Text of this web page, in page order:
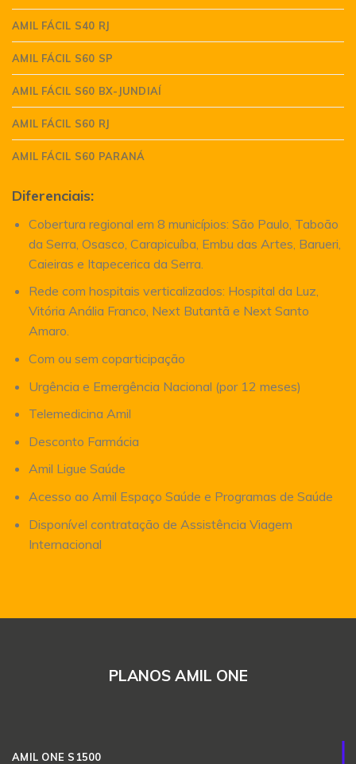
AMIL FÁCIL S40 RJ
AMIL FÁCIL S60 SP
AMIL FÁCIL S60 BX-JUNDIAÍ
AMIL FÁCIL S60 RJ
AMIL FÁCIL S60 PARANÁ
Diferenciais:
Cobertura regional em 8 municípios: São Paulo, Taboão
da Serra, Osasco, Carapicuíba, Embu das Artes, Barueri,
Caieiras e Itapecerica da Serra.
Rede com hospitais verticalizados: Hospital da Luz,
Vitória Anália Franco, Next Butantã e Next Santo
Amaro.
Com ou sem coparticipação
Urgência e Emergência Nacional (por 12 meses)
Telemedicina Amil
Desconto Farmácia
Amil Ligue Saúde
Acesso ao Amil Espaço Saúde e Programas de Saúde
Disponível contratação de Assistência Viagem
Internacional
PLANOS AMIL ONE
AMIL ONE S1500